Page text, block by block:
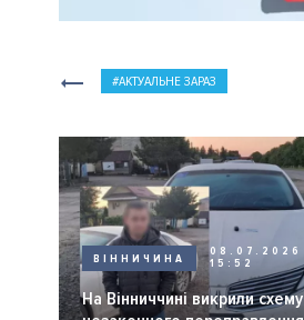
АКТУАЛЬНЕ ЗАРАЗ
ВІННИЧИНА
08.07.2026
15:52
На Вінниччині викрили схему